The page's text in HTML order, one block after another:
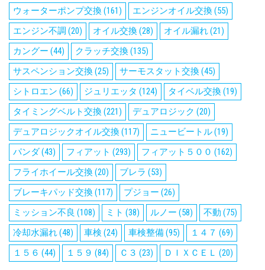
ウォーターポンプ交換(161) エンジンオイル交換(55)
エンジン不調 (20) オイル交換(28) オイル漏れ(21)
カングー (44) クラッチ交換(135)
サスペンション交換(25) サーモスタット交換(45)
シトロエン (66) ジュリエッタ (124) タイベル交換(19)
タイミングベルト交換(221) デュアロジック (20)
デュアロジックオイル交換(117) ニュービートル(19)
パンダ(43) フィアット (293) フィアット５００ (162)
フライホイール交換(20) ブレラ (53)
ブレーキパッド交換(117) プジョー (26)
ミッション不良 (108) ミト (38) ルノー (58) 不動 (75)
冷却水漏れ(48) 車検 (24) 車検整備(95) １４７ (69)
１５６ (44) １５９ (84) Ｃ３ (23) ＤＩＸＣＥＬ (20)